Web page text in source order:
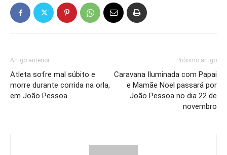
Artigo anterior
Atleta sofre mal súbito e
morre durante corrida na orla,
em João Pessoa
Próximo artigo
Caravana Iluminada com Papai
e Mamãe Noel passará por
João Pessoa no dia 22 de
novembro